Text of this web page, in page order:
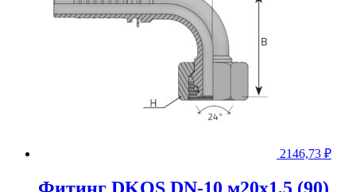
2146,73 ₽
Фитинг DKOS DN-10 м20x1,5 (90)